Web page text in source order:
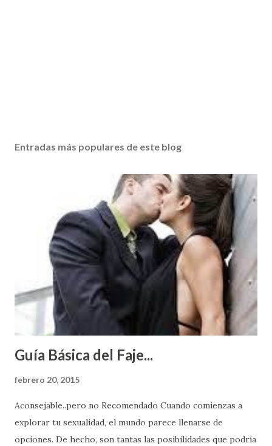
Entradas más populares de este blog
Guía Básica del Faje...
febrero 20, 2015
Aconsejable..pero no Recomendado Cuando comienzas a
explorar tu sexualidad, el mundo parece llenarse de
opciones. De hecho, son tantas las posibilidades que podría